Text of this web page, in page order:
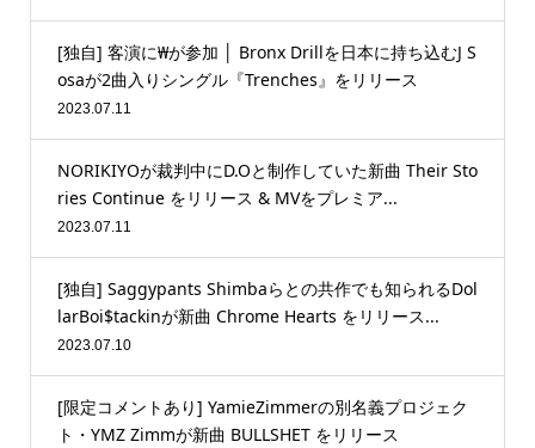
[独自] 客演に₩が参加 │ Bronx Drillを日本に持ち込むJ S
osaが2曲入りシングル『Trenches』をリリース
2023.07.11
NORIKIYOが裁判中にD.Oと制作していた新曲 Their Sto
ries Continue をリリース & MVをプレミア...
2023.07.11
[独自] Saggypants Shimbaらとの共作でも知られるDol
larBoi$tackinが新曲 Chrome Hearts をリリース...
2023.07.10
[限定コメントあり] YamieZimmerの別名義プロジェク
ト・YMZ Zimmが新曲 BULLSHET をリリース